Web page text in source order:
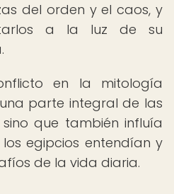
del orden y el caos, y
a la luz de su
en la mitología
parte integral de las
que también influía
egipcios entendían y
de la vida diaria.